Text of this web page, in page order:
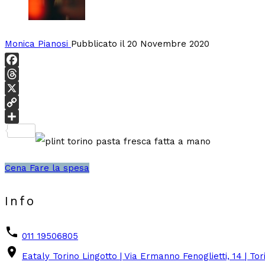
Monica Pianosi Pubblicato il 20 Novembre 2020
Facebook
Threads
X
Copy
Link
Condividi
Cena Fare la spesa
Info
phone 011 19506805
place Eataly Torino Lingotto | Via Ermanno Fenoglietti, 14 |